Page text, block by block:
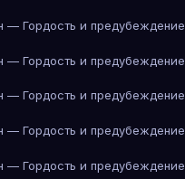
— Гордость и предубеждение
— Гордость и предубеждение
— Гордость и предубеждение
— Гордость и предубеждение
— Гордость и предубеждение